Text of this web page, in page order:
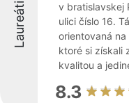
Laureáti
v bratislavskej
ulici číslo 16.
orientovaná
ktoré si získali
kvalitou a
8.3